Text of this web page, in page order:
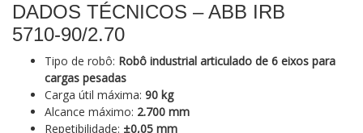
DADOS TÉCNICOS – ABB IRB
5710‑90/2.70
Tipo de robô: Robô industrial articulado de 6 eixos para
cargas pesadas
Carga útil máxima: 90 kg
Alcance máximo: 2.700 mm
Repetibilidade: ±0,05 mm